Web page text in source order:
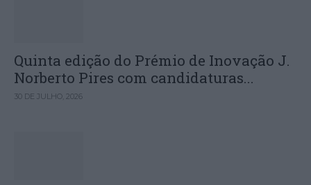
Quinta edição do Prémio de Inovação J.
Norberto Pires com candidaturas...
30 DE JULHO, 2026